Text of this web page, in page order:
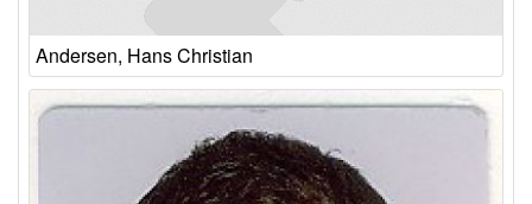
Andersen, Hans Christian